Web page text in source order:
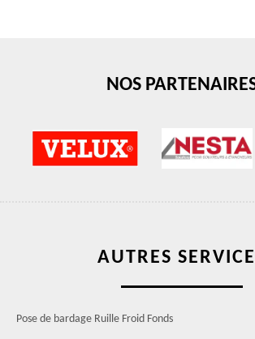
NOS
AUTRES
Pose de bardage Ruille Froid Fonds